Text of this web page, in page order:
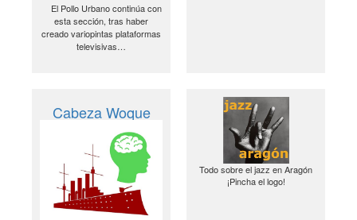
El Pollo Urbano continúa con
esta sección, tras haber
creado variopintas plataformas
televisivas…
Cabeza Woque
Todo sobre el jazz en Aragón
¡Pincha el logo!